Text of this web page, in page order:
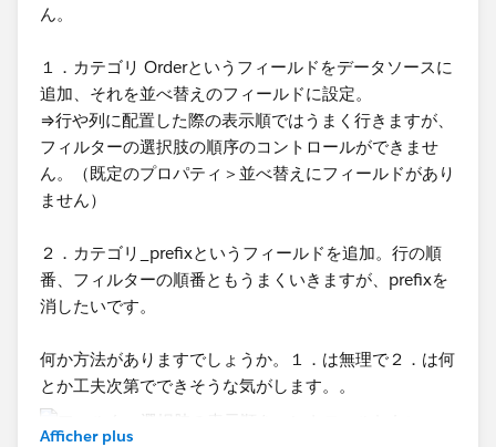
ん。
１．カテゴリ Orderというフィールドをデータソースに
追加、それを並べ替えのフィールドに設定。
⇒行や列に配置した際の表示順ではうまく行きますが、
フィルターの選択肢の順序のコントロールができませ
ん。（既定のプロパティ＞並べ替えにフィールドがあり
ません）
２．カテゴリ_prefixというフィールドを追加。行の順
番、フィルターの順番ともうまくいきますが、prefixを
消したいです。
何か方法がありますでしょうか。１．は無理で２．は何
とか工夫次第でできそうな気がします。。
Afficher plus